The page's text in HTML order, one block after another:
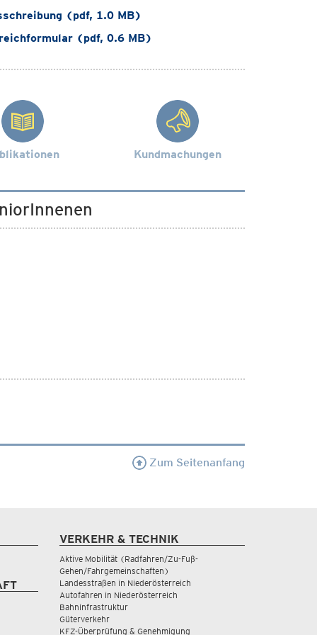
(pdf, 1.0 MB)
(pdf, 0.6 MB)
Kundmachungen
Zum Seitenanfang
VERKEHR & TECHNIK
Aktive Mobilität (Radfahren/Zu-Fuß-
Gehen/Fahrgemeinschaften)
Landesstraßen in Niederösterreich
Autofahren in Niederösterreich
Bahninfrastruktur
Güterverkehr
KFZ-Überprüfung & Genehmigung